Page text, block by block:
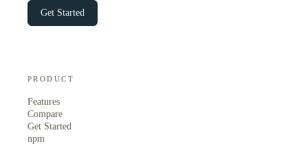
Get Started
PRODUCT
Features
Compare
Get Started
npm